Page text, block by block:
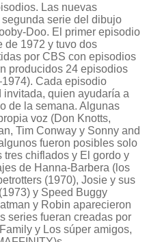
Las nuevas
serie del dibujo
Doo. El primer episodio
de 1972 y tuvo dos
por CBS con episodios
producidos 24 episodios
Cada episodio
quien ayudaría a
de la semana. Algunas
voz (Don Knotts,
Tim Conway y Sonny and
fueron posibles solo
chiflados y El gordo y
de Hanna-Barbera (los
(1970), Josie y sus
y Speed Buggy
y Robin aparecieron
series fueran creadas por
y Los súper amigos,